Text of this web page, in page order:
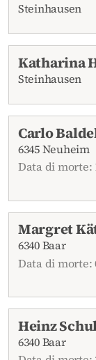
Steinhausen
Katharina
Steinhausen
Carlo
6345 Neuheim
Data di morte:
Margret
6340 Baar
Data di morte:
Heinz
6340 Baar